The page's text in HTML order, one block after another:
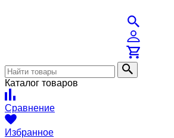
Каталог товаров
Сравнение
Избранное